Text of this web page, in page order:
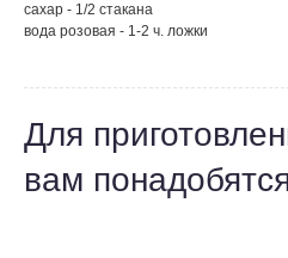
сахар - 1/2 стакана
вода розовая - 1-2 ч. ложки
Для
вам